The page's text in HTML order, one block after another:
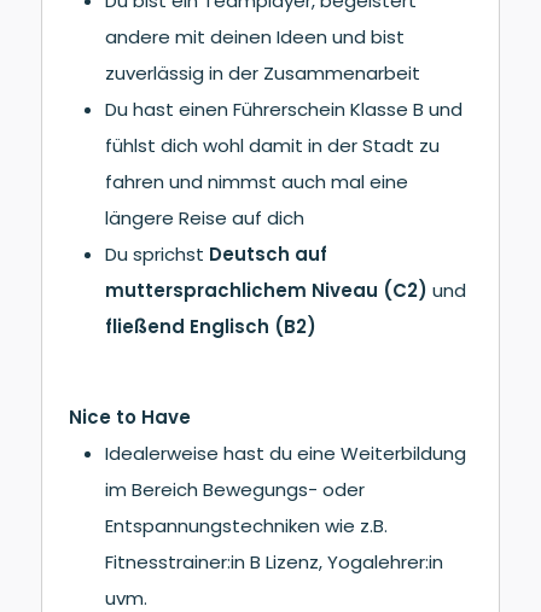
andere mit deinen Ideen und bist
zuverlässig in der Zusammenarbeit
Du hast einen Führerschein Klasse B und
fühlst dich wohl damit in der Stadt zu
fahren und nimmst auch mal eine
längere Reise auf dich
Du sprichst Deutsch auf
muttersprachlichem Niveau (C2) und
fließend Englisch (B2)
Nice to Have
Idealerweise hast du eine Weiterbildung
im Bereich Bewegungs- oder
Entspannungstechniken wie z.B.
Fitnesstrainer:in B Lizenz, Yogalehrer:in
uvm.